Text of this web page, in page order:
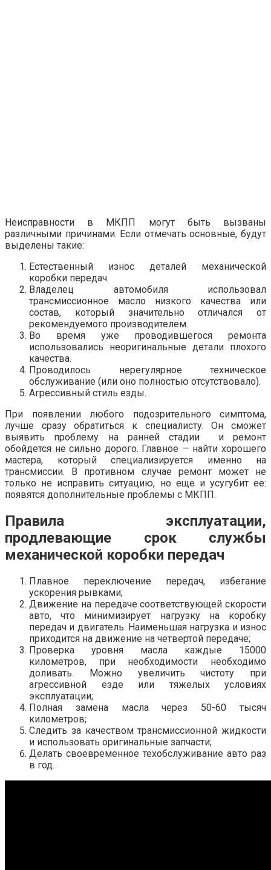
Неисправности в МКПП могут быть вызваны
различными причинами. Если отмечать основные, будут
выделены такие:
Естественный износ деталей механической
коробки передач.
Владелец автомобиля использовал
трансмиссионное масло низкого качества или
состав, который значительно отличался от
рекомендуемого производителем.
Во время уже проводившегося ремонта
использовались неоригинальные детали плохого
качества.
Проводилось нерегулярное техническое
обслуживание (или оно полностью отсутствовало).
Агрессивный стиль езды.
При появлении любого подозрительного симптома,
лучше сразу обратиться к специалисту. Он сможет
выявить проблему на ранней стадии и ремонт
обойдется не сильно дорого. Главное — найти хорошего
мастера, который специализируется именно на
трансмиссии. В противном случае ремонт может не
только не исправить ситуацию, но еще и усугубит ее:
появятся дополнительные проблемы с МКПП.
Правила эксплуатации,
продлевающие срок службы
механической коробки передач
Плавное переключение передач, избегание
ускорения рывками;
Движение на передаче соответствующей скорости
авто, что минимизирует нагрузку на коробку
передач и двигатель. Наименьшая нагрузка и износ
приходится на движение на четвертой передаче;
Проверка уровня масла каждые 15000
километров, при необходимости необходимо
доливать. Можно увеличить чистоту при
агрессивной езде или тяжелых условиях
эксплуатации;
Полная замена масла через 50-60 тысяч
километров;
Следить за качеством трансмиссионной жидкости
и использовать оригинальные запчасти;
Делать своевременное техобслуживание авто раз
в год.